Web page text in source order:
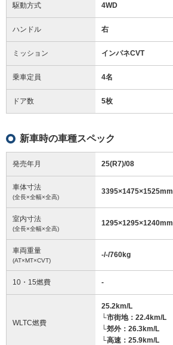
駆動方式 4WD
ハンドル 右
ミッション インパネCVT
乗車定員 4名
ドア数 5枚
新車時の車種スペック
発売年月 25(R7)/08
車体寸法
(全長×全幅×全高)
3395×1475×1525mm
室内寸法
(全長×全幅×全高)
1295×1295×1240mm
車両重量
(AT×MT×CVT)
-/-/760kg
10・15燃費 -
WLTC燃費
25.2km/L
└市街地：22.4km/L
└郊外：26.3km/L
└高速：25.9km/L